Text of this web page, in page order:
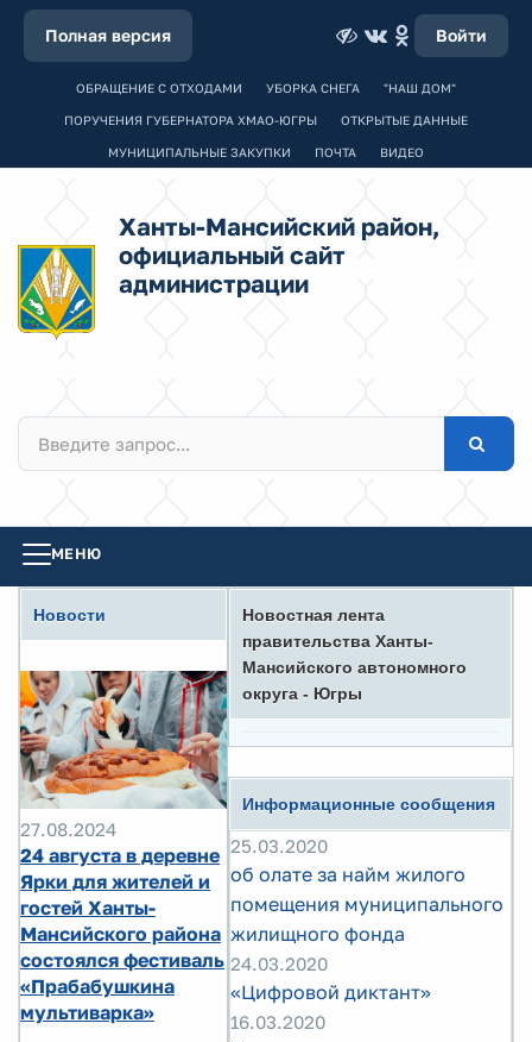
Полная версия Войти
ОБРАЩЕНИЕ С ОТХОДАМИ УБОРКА СНЕГА "НАШ ДОМ"
ПОРУЧЕНИЯ ГУБЕРНАТОРА ХМАО-ЮГРЫ ОТКРЫТЫЕ ДАННЫЕ
МУНИЦИПАЛЬНЫЕ ЗАКУПКИ ПОЧТА ВИДЕО
Ханты-Мансийский район,
официальный сайт
администрации
МЕНЮ
Новости
27.08.2024
24 августа в деревне
Ярки для жителей и
гостей Ханты-
Мансийского района
состоялся фестиваль
«Прабабушкина
мультиварка»
Новостная лента
правительства Ханты-
Мансийского автономного
округа - Югры
Информационные сообщения
25.03.2020
об олате за найм жилого
помещения муниципального
жилищного фонда
24.03.2020
«Цифровой диктант»
16.03.2020